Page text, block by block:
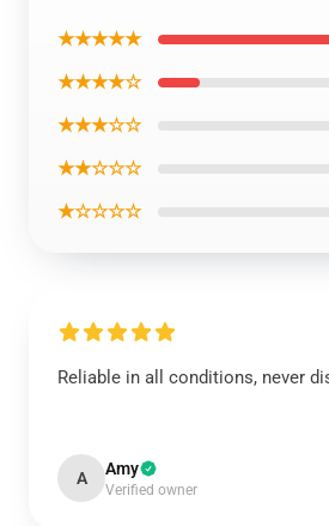
★★★★★
★★★★☆
★★★☆☆
★★☆☆☆
★☆☆☆☆
Reliable in all conditions, never
A Amy
Verified owner